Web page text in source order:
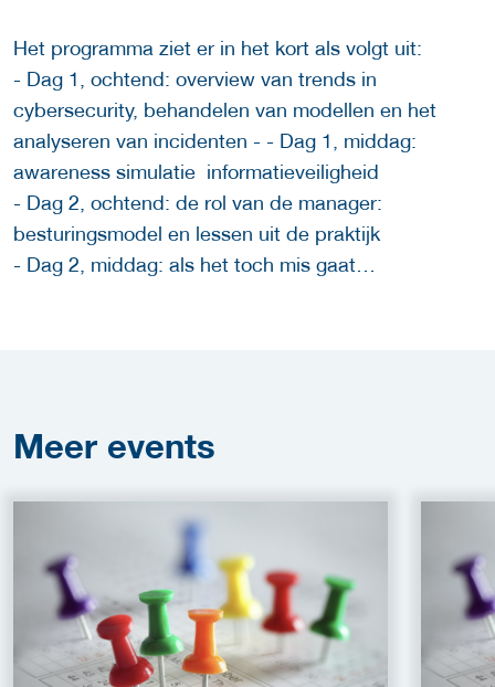
Het programma ziet er in het kort als volgt uit:
- Dag 1, ochtend: overview van trends in
cybersecurity, behandelen van modellen en het
analyseren van incidenten - - Dag 1, middag:
awareness simulatie informatieveiligheid
- Dag 2, ochtend: de rol van de manager:
besturingsmodel en lessen uit de praktijk
- Dag 2, middag: als het toch mis gaat…
Meer events